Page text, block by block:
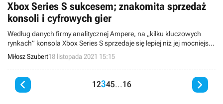
Xbox Series S sukcesem; znakomita sprzedaż
konsoli i cyfrowych gier
Według danych firmy analitycznej Ampere, na „kilku kluczowych
rynkach” konsola Xbox Series S sprzedaje się lepiej niż jej mocniejszy
brat, czyli Xbox Series X. Konsole Microsoftu pozostają jednak w tyle
za PlayStation 5.
Miłosz Szubert18 listopada 2021 15:15
 12345...16 